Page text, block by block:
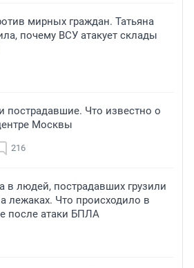
мирных граждан. Татьяна
почему ВСУ атакует склады
пострадавшие. Что известно о
Москвы
216
в людей, пострадавших грузили
лежаках. Что происходило в
после атаки БПЛА